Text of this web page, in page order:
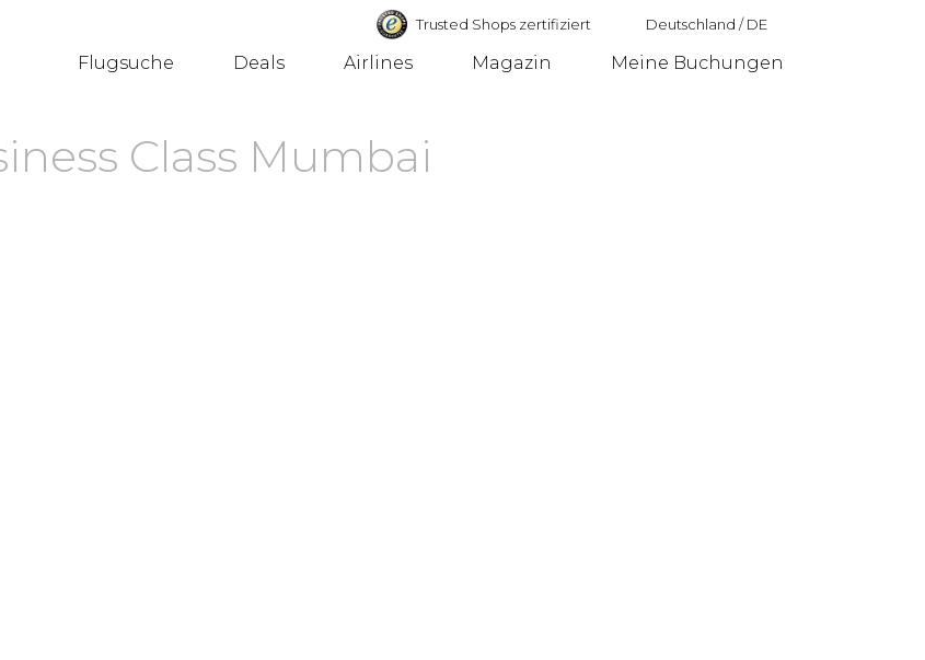
Trusted Shops zertifiziert Deutschland /DE
Flugsuche Deals Airlines Magazin Meine Buchungen
Class Mumbai